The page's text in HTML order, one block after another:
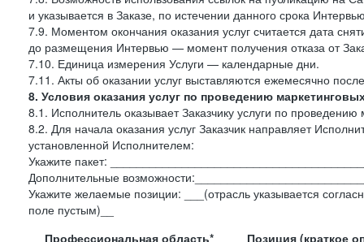
и указывается в Заказе, по истечении данного срока
7.9. Моментом окончания оказания услуг считается дата
до размещения Интервью — момент получения отказа от
7.10. Единица измерения Услуги — календарные дни.
7.11. Акты об оказании услуг выставляются ежемесячно
8. Условия оказания услуг по проведению
8.1. Исполнитель оказывает Заказчику услуги по
8.2. Для начала оказания услуг Заказчик направляет
установленной Исполнителем:
Укажите пакет:
Дополнительные
Укажите желаемые позиции: ___(отрасль указывается
поле пустым)__
Профессиональная область*
Позиция (краткое